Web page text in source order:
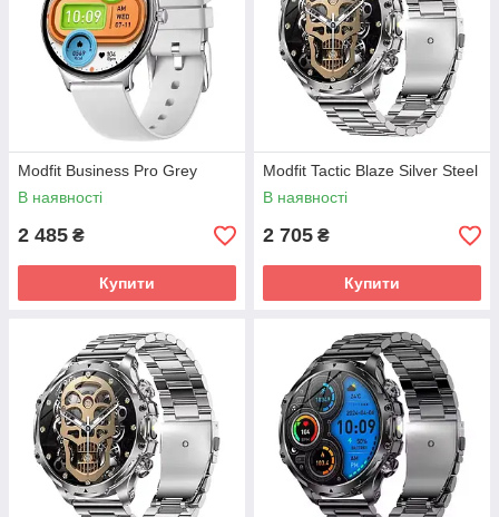
Modfit Business Pro Grey
В наявності
2 485 ₴
Купити
Modfit Tactic Blaze Silver Steel
В наявності
2 705 ₴
Купити